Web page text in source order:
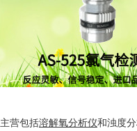
营包括溶解氧分析仪和浊度